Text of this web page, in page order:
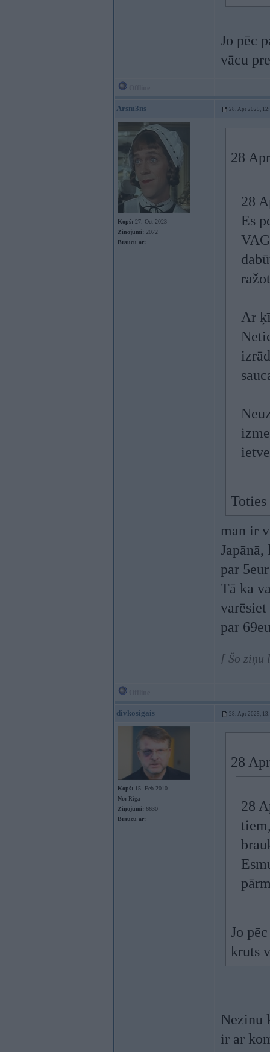
Jo pēc
vācu
Arsm3ns 28. Apr 2025,
Kopš: 27. Oct 2023
Ziņojumi: 2072
Braucu ar:
28
28
Es
Ar
man ir
par
Tā ka
par
[ Šo ziņu
divkosigais 28. Apr 2025,
Kopš: 15. Feb 2010
No: Rīga
Ziņojumi: 6630
Braucu ar:
28
28
Jo
kruts
Nezinu
ir ar